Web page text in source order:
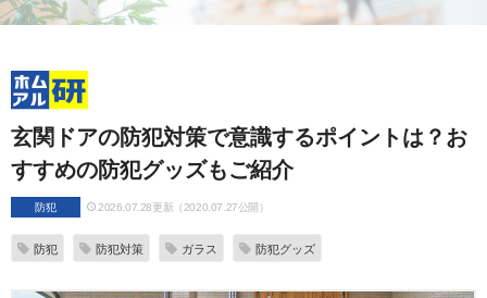
玄関ドアの防犯対策で意識するポイントは？お
すすめの防犯グッズもご紹介
防犯 2026.07.28更新（2020.07.27公開）
防犯 防犯対策 ガラス 防犯グッズ